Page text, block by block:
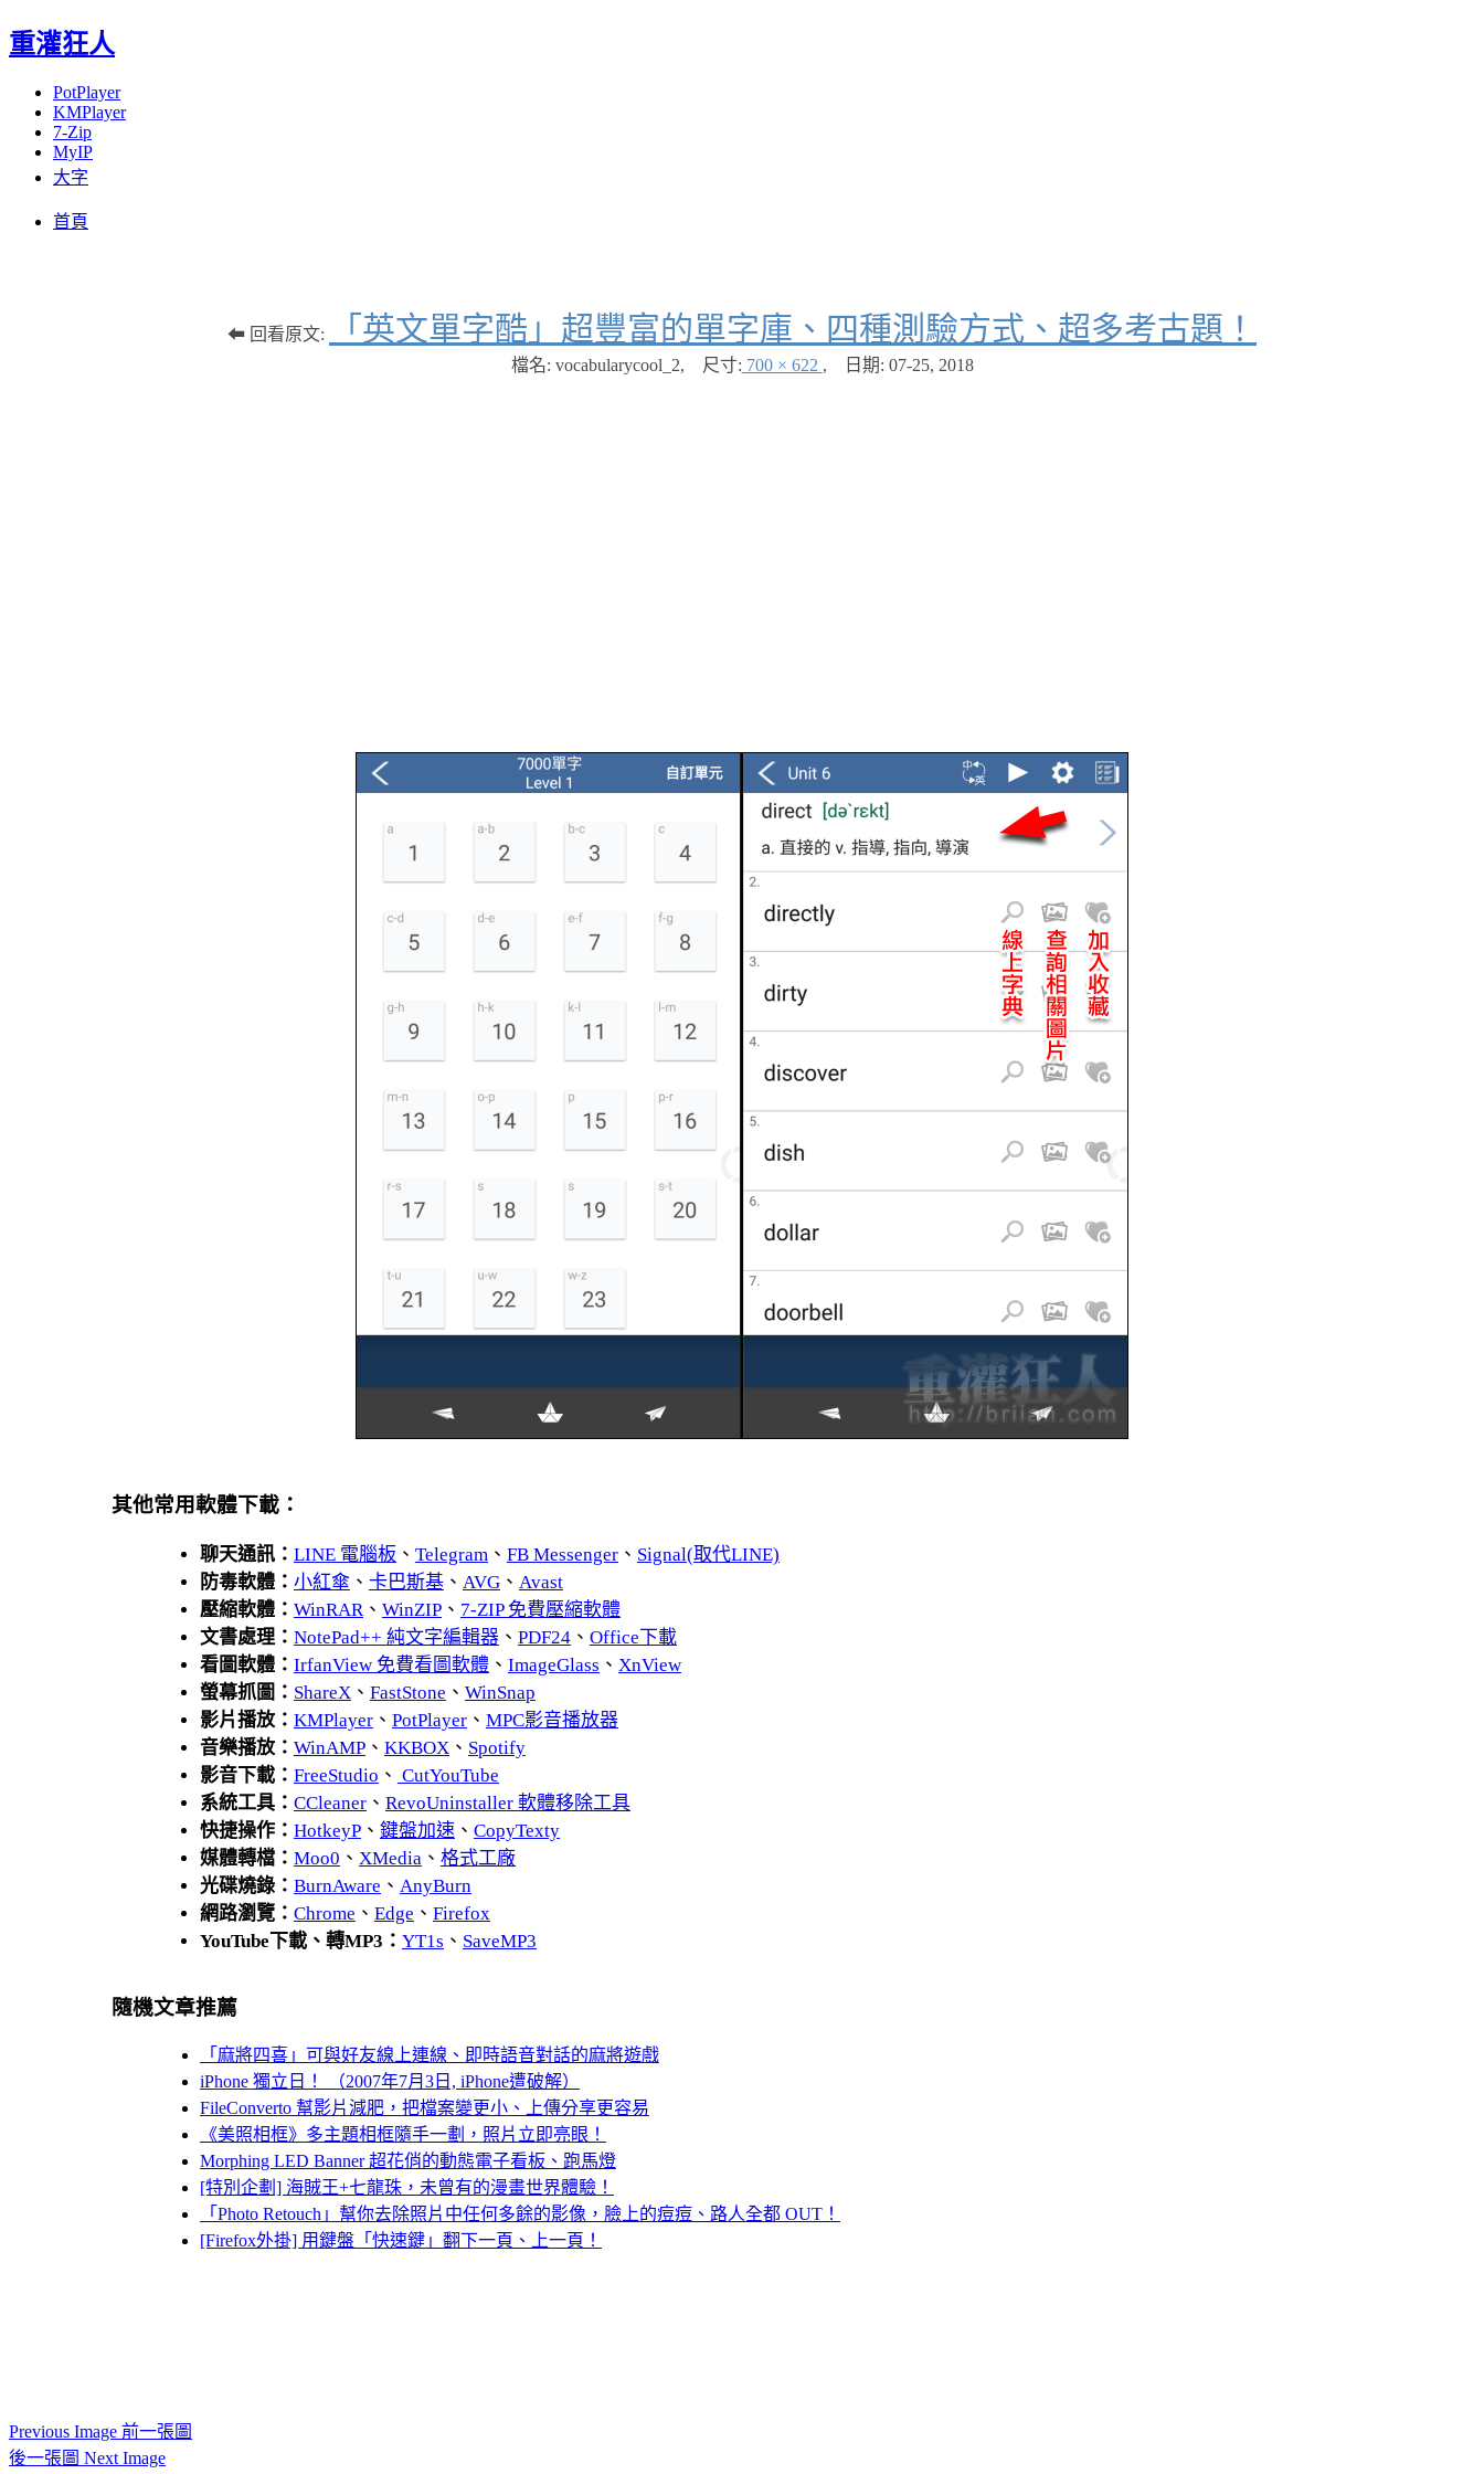
重灌狂人
PotPlayer
KMPlayer
7-Zip
MyIP
大字
首頁
⬅ 回看原文: 「英文單字酷」超豐富的單字庫、四種測驗方式、超多考古題！
檔名: vocabularycool_2, 尺寸: 700 × 622 , 日期: 07-25, 2018
其他常用軟體下載：
聊天通訊： LINE 電腦板 、 Telegram、 FB Messenger、 Signal(取代LINE)
防毒軟體： 小紅傘 、 卡巴斯基、 AVG、 Avast
壓縮軟體： WinRAR、 WinZIP、 7-ZIP 免費壓縮軟體
文書處理： NotePad++ 純文字編輯器、 PDF24、 Office下載
看圖軟體： IrfanView 免費看圖軟體、 ImageGlass 、 XnView
螢幕抓圖： ShareX、 FastStone 、 WinSnap
影片播放： KMPlayer、 PotPlayer、 MPC影音播放器
音樂播放： WinAMP、 KKBOX、 Spotify
影音下載： FreeStudio 、 CutYouTube
系統工具： CCleaner、 RevoUninstaller 軟體移除工具
快捷操作： HotkeyP、 鍵盤加速、 CopyTexty
媒體轉檔： Moo0 、 XMedia、 格式工廠
光碟燒錄： BurnAware 、 AnyBurn
網路瀏覽： Chrome 、 Edge 、 Firefox
YouTube下載、轉MP3： YT1s 、 SaveMP3
隨機文章推薦
「麻將四喜」可與好友線上連線、即時語音對話的麻將遊戲
iPhone 獨立日！ （2007年7月3日, iPhone遭破解）
FileConverto 幫影片減肥，把檔案變更小、上傳分享更容易
《美照相框》多主題相框隨手一劃，照片立即亮眼！
Morphing LED Banner 超花俏的動態電子看板、跑馬燈
[特別企劃] 海賊王+七龍珠，未曾有的漫畫世界體驗！
「Photo Retouch」幫你去除照片中任何多餘的影像，臉上的痘痘、路人全都 OUT！
[Firefox外掛] 用鍵盤「快速鍵」翻下一頁、上一頁！
Previous Image 前一張圖
後一張圖 Next Image